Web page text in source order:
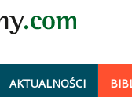
AKTUALNOŚCI